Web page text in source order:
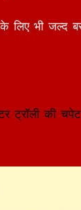
के लिए भी
ट्रॉली की